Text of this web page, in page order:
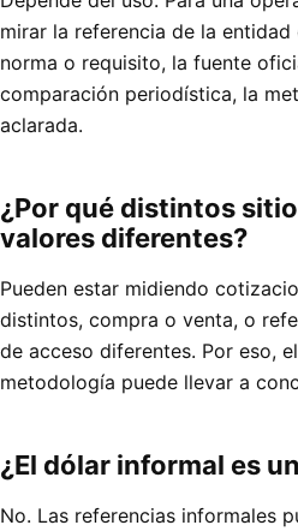
mirar la referencia de la
norma o requisito, la fuente
comparación periodística, la
aclarada.
¿Por qué distintos
valores diferentes?
Pueden estar midiendo
distintos, compra o venta, o
de acceso diferentes. Por eso,
metodología puede llevar a
¿El dólar informal es
No. Las referencias informales